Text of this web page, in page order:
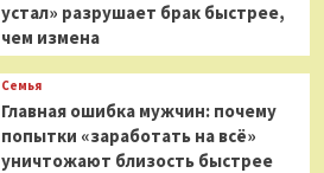
устал» разрушает брак быстрее,
чем измена
Семья
Главная ошибка мужчин: почему
попытки «заработать на всё»
уничтожают близость быстрее